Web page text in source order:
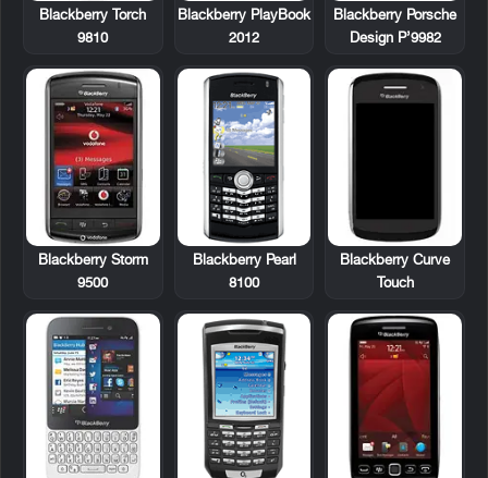
Blackberry Porsche
Design P’9982
Blackberry PlayBook
2012
Blackberry Torch
9810
Blackberry Curve
Touch
Blackberry Pearl
8100
Blackberry Storm
9500